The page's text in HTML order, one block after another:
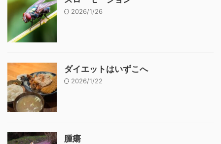
2026/1/26
ダイエットはいずこへ
2026/1/22
腫瘍